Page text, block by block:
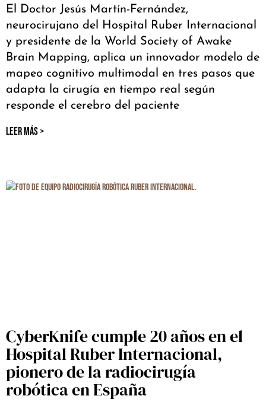
El Doctor Jesús Martín-Fernández,
neurocirujano del Hospital Ruber Internacional
y presidente de la World Society of Awake
Brain Mapping, aplica un innovador modelo de
mapeo cognitivo multimodal en tres pasos que
adapta la cirugía en tiempo real según
responde el cerebro del paciente
LEER MÁS >
CyberKnife cumple 20 años en el
Hospital Ruber Internacional,
pionero de la radiocirugía
robótica en España